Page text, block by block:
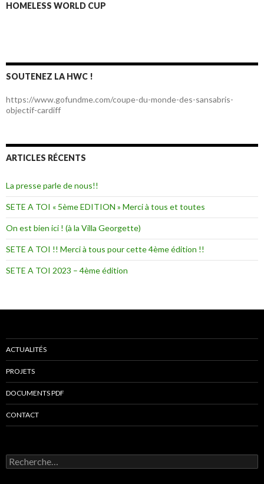
HOMELESS WORLD CUP
SOUTENEZ LA HWC !
https://www.gofundme.com/coupe-du-monde-des-sansabris-
objectif-cardiff
ARTICLES RÉCENTS
La presse parle de nous!!
SETE A TOI « 5ème EDITION » Merci à tous et toutes
On est bien ici ! (à la Villa Georgette)
SETE A TOI !! Merci à tous pour cette 4ème édition !!
SETE A TOI 2023 – 4ème édition
ACTUALITÉS
PROJETS
DOCUMENTS PDF
CONTACT
Rechercher :